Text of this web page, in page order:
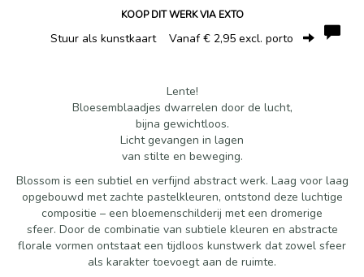
KOOP DIT WERK VIA EXTO
Stuur als kunstkaart Vanaf € 2,95 excl. porto
Lente!
Bloesemblaadjes dwarrelen door de lucht,
bijna gewichtloos.
Licht gevangen in lagen
van stilte en beweging.
Blossom is een subtiel en verfijnd abstract werk. Laag voor laag
opgebouwd met zachte pastelkleuren, ontstond deze luchtige
compositie – een bloemenschilderij met een dromerige
sfeer. Door de combinatie van subtiele kleuren en abstracte
florale vormen ontstaat een tijdloos kunstwerk dat zowel sfeer
als karakter toevoegt aan de ruimte.